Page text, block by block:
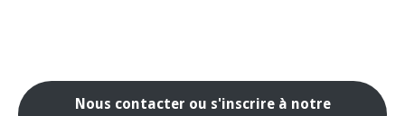
Nous contacter ou s'inscrire à notre